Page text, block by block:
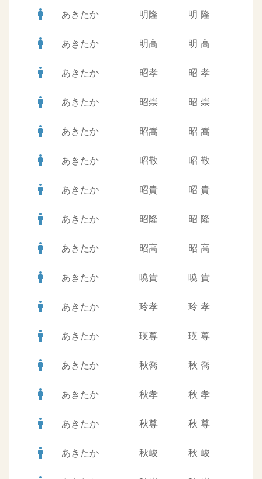
man あきたか 明隆 明 隆
man あきたか 明高 明 高
man あきたか 昭孝 昭 孝
man あきたか 昭崇 昭 崇
man あきたか 昭嵩 昭 嵩
man あきたか 昭敬 昭 敬
man あきたか 昭貴 昭 貴
man あきたか 昭隆 昭 隆
man あきたか 昭高 昭 高
man あきたか 暁貴 暁 貴
man あきたか 玲孝 玲 孝
man あきたか 瑛尊 瑛 尊
man あきたか 秋喬 秋 喬
man あきたか 秋孝 秋 孝
man あきたか 秋尊 秋 尊
man あきたか 秋峻 秋 峻